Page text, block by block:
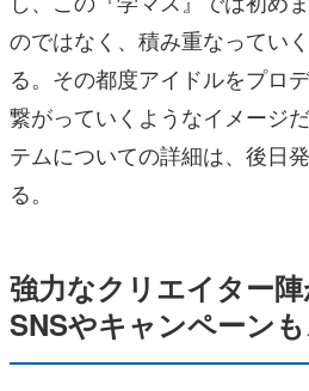
のではなく、積み重なってい
る。その都度アイドルをプロ
繋がっていくようなイメージ
テムについての詳細は、後日
る。
強力なクリエイター
SNSやキャンペーン